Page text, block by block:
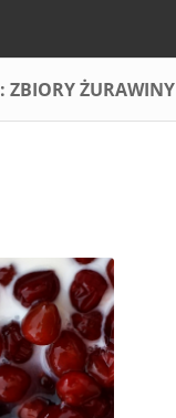
ZBIORY ŻURAWINY